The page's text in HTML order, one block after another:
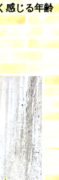
感じる年齢